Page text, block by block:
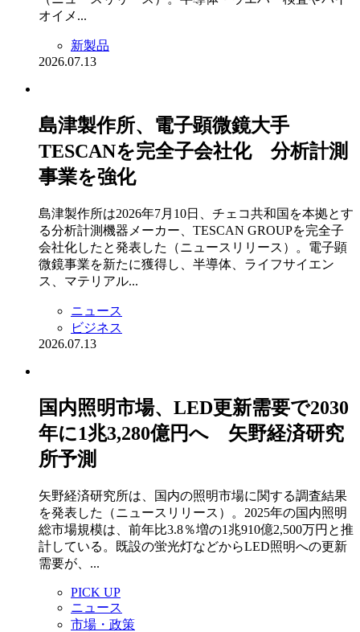
オイメ...
新製品
2026.07.13
島津製作所、電子顕微鏡大手
TESCANを完全子会社化 分析計測
事業を強化
島津製作所は2026年7月10日、チェコ共和国を本拠とす
る分析計測機器メーカー、TESCAN GROUPを完全子
会社化したと発表した（ニュースリリース）。電子顕
微鏡事業を新たに獲得し、半導体、ライフサイエン
ス、マテリアル...
ニュース
ビジネス
2026.07.13
国内照明市場、LED更新需要で2030
年に1兆3,280億円へ 矢野経済研究
所予測
矢野経済研究所は、国内の照明市場に関する調査結果
を発表した（ニュースリリース）。2025年の国内照明
総市場規模は、前年比3.8％増の1兆910億2,500万円と推
計している。既設の蛍光灯などからLED照明への更新
需要が、...
PICK UP
ニュース
市場・政策